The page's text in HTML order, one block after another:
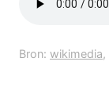
Bron: wikimedia,